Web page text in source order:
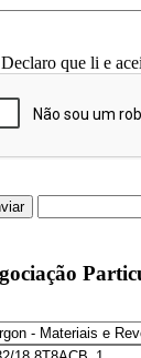
Declaro que li e